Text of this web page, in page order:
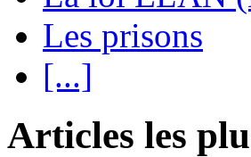
Les prisons
[...]
Articles les